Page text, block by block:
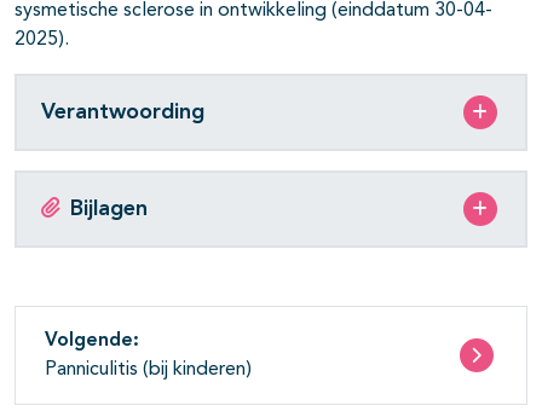
sysmetische sclerose in ontwikkeling (einddatum 30-04-
2025).
Verantwoording
Bijlagen
Volgende:
Panniculitis (bij kinderen)